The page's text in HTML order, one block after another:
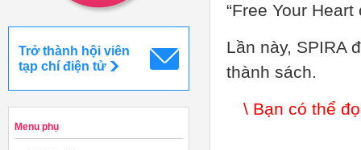
“Free Your Heart
Lần này, SPIRA
thành sách.
\ Bạn có thể
Trở thành hội viên
tạp chí điện tử
Menu phụ